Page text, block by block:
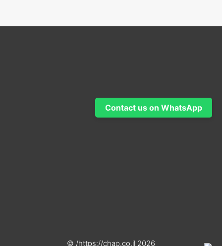
Contact us on WhatsApp
2026 https://chao.co.il/ ©